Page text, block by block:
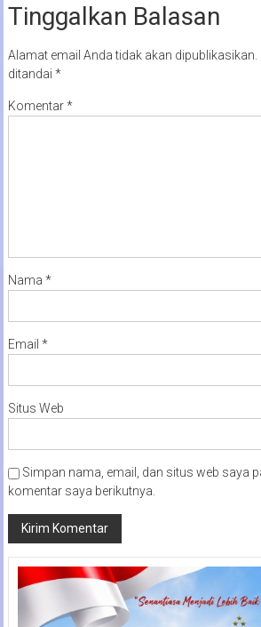
Tinggalkan Balasan
Alamat email Anda tidak akan dipublikasikan.
ditandai *
Komentar*
Nama *
Email *
Situs Web
Simpan nama, email, dan situs web saya
komentar saya berikutnya.